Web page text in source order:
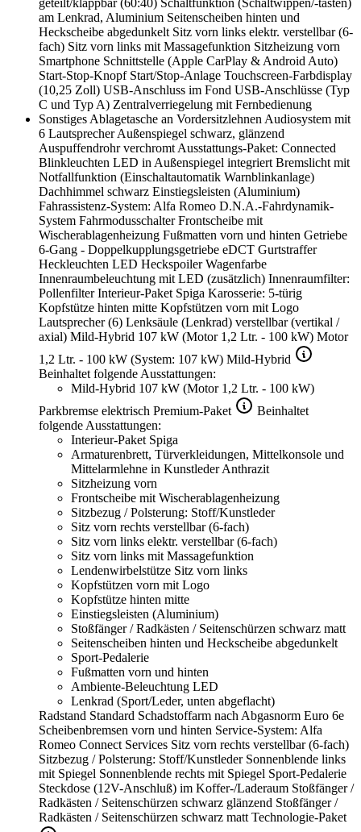
geteilt/klappbar (60:40) Schaltfunktion (Schaltwippen/-tasten)
am Lenkrad, Aluminium Seitenscheiben hinten und
Heckscheibe abgedunkelt Sitz vorn links elektr. verstellbar (6-
fach) Sitz vorn links mit Massagefunktion Sitzheizung vorn
Smartphone Schnittstelle (Apple CarPlay & Android Auto)
Start-Stop-Knopf Start/Stop-Anlage Touchscreen-Farbdisplay
(10,25 Zoll) USB-Anschluss im Fond USB-Anschlüsse (Typ
C und Typ A) Zentralverriegelung mit Fernbedienung
Sonstiges Ablagetasche an Vordersitzlehnen Audiosystem mit
6 LautsprecherAußenspiegel schwarz, glänzend
Auspuffendrohr verchromt Ausstattungs-Paket: Connected
Blinkleuchten LED in Außenspiegel integriert Bremslicht mit
Notfallfunktion (Einschaltautomatik Warnblinkanlage)
Dachhimmel schwarz Einstiegsleisten (Aluminium)
Fahrassistenz-System: Alfa Romeo D.N.A.-Fahrdynamik-
System FahrmodusschalterFrontscheibe mit
Wischerablagenheizung Fußmatten vorn und hinten Getriebe
6-Gang - Doppelkupplungsgetriebe eDCT Gurtstraffer
Heckleuchten LED Heckspoiler Wagenfarbe
Innenraumbeleuchtung mit LED (zusätzlich) Innenraumfilter:
PollenfilterInterieur-Paket Spiga Karosserie: 5-türig
Kopfstütze hinten mitte Kopfstützen vorn mit Logo
Lautsprecher (6) Lenksäule (Lenkrad) verstellbar (vertikal /
axial) Mild-Hybrid 107 kW (Motor 1,2 Ltr. - 100 kW) Motor
1,2 Ltr. - 100 kW (System: 107 kW) Mild-Hybrid
Beinhaltet folgende Ausstattungen:
Mild-Hybrid 107 kW (Motor 1,2 Ltr. - 100 kW)
Parkbremse elektrisch Premium-Paket
Beinhaltet
folgende Ausstattungen:
Interieur-Paket Spiga
Armaturenbrett, Türverkleidungen, Mittelkonsole und
Mittelarmlehne in Kunstleder Anthrazit
Sitzheizung vorn
Frontscheibe mit Wischerablagenheizung
Sitzbezug / Polsterung: Stoff/Kunstleder
Sitz vorn rechts verstellbar (6-fach)
Sitz vorn links elektr. verstellbar (6-fach)
Sitz vorn links mit Massagefunktion
Lendenwirbelstütze Sitz vorn links
Kopfstützen vorn mit Logo
Kopfstütze hinten mitte
Einstiegsleisten (Aluminium)
Stoßfänger / Radkästen / Seitenschürzen schwarz matt
Seitenscheiben hinten und Heckscheibe abgedunkelt
Sport-Pedalerie
Fußmatten vorn und hinten
Ambiente-Beleuchtung LED
Lenkrad (Sport/Leder, unten abgeflacht)
Radstand Standard Schadstoffarm nach Abgasnorm Euro 6e
Scheibenbremsen vorn und hinten Service-System: Alfa
Romeo Connect Services Sitz vorn rechts verstellbar (6-fach)
Sitzbezug / Polsterung: Stoff/Kunstleder Sonnenblende links
mit Spiegel Sonnenblende rechts mit Spiegel Sport-Pedalerie
Steckdose (12V-Anschluß) im Koffer-/Laderaum Stoßfänger /
Radkästen / Seitenschürzen schwarz glänzend Stoßfänger /
Radkästen / Seitenschürzen schwarz matt Technologie-Paket